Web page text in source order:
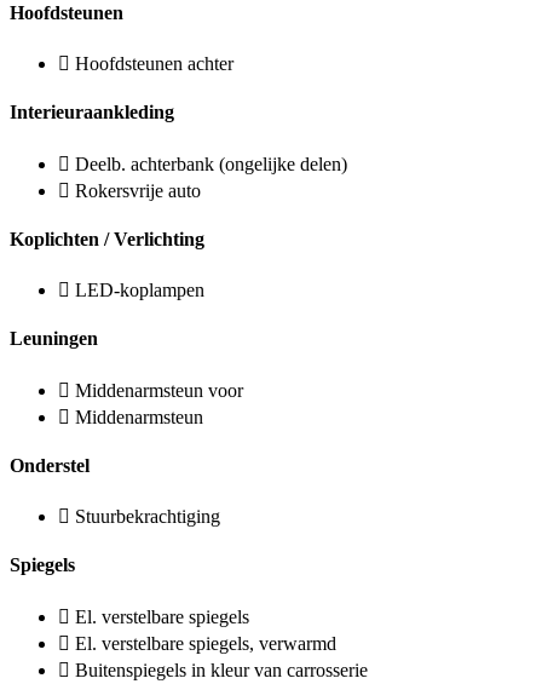
Hoofdsteunen
Hoofdsteunen achter
Interieuraankleding
Deelb. achterbank (ongelijke delen)
Rokersvrije auto
Koplichten / Verlichting
LED-koplampen
Leuningen
Middenarmsteun voor
Middenarmsteun
Onderstel
Stuurbekrachtiging
Spiegels
El. verstelbare spiegels
El. verstelbare spiegels, verwarmd
Buitenspiegels in kleur van carrosserie